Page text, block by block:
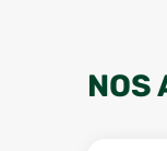
NOS